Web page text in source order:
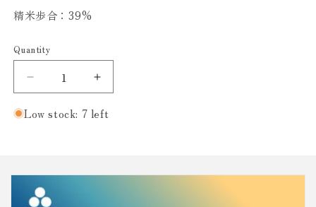
精米歩合： 39%
Quantity
Decrease
quantity
for
酎
Increase
quantity
for
酎
Low stock: 7 left